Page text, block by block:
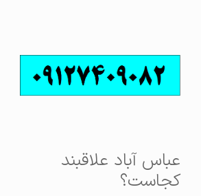
عباس آباد علاقبند
کجاست؟